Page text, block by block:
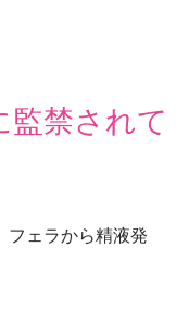
監禁されて
フェラから精液発